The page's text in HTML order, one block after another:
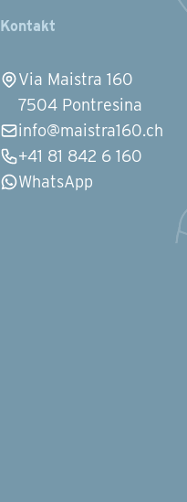
Kontakt
Via Maistra 160
7504 Pontresina
info@maistra160.ch
+41 81 842 6 160
WhatsApp